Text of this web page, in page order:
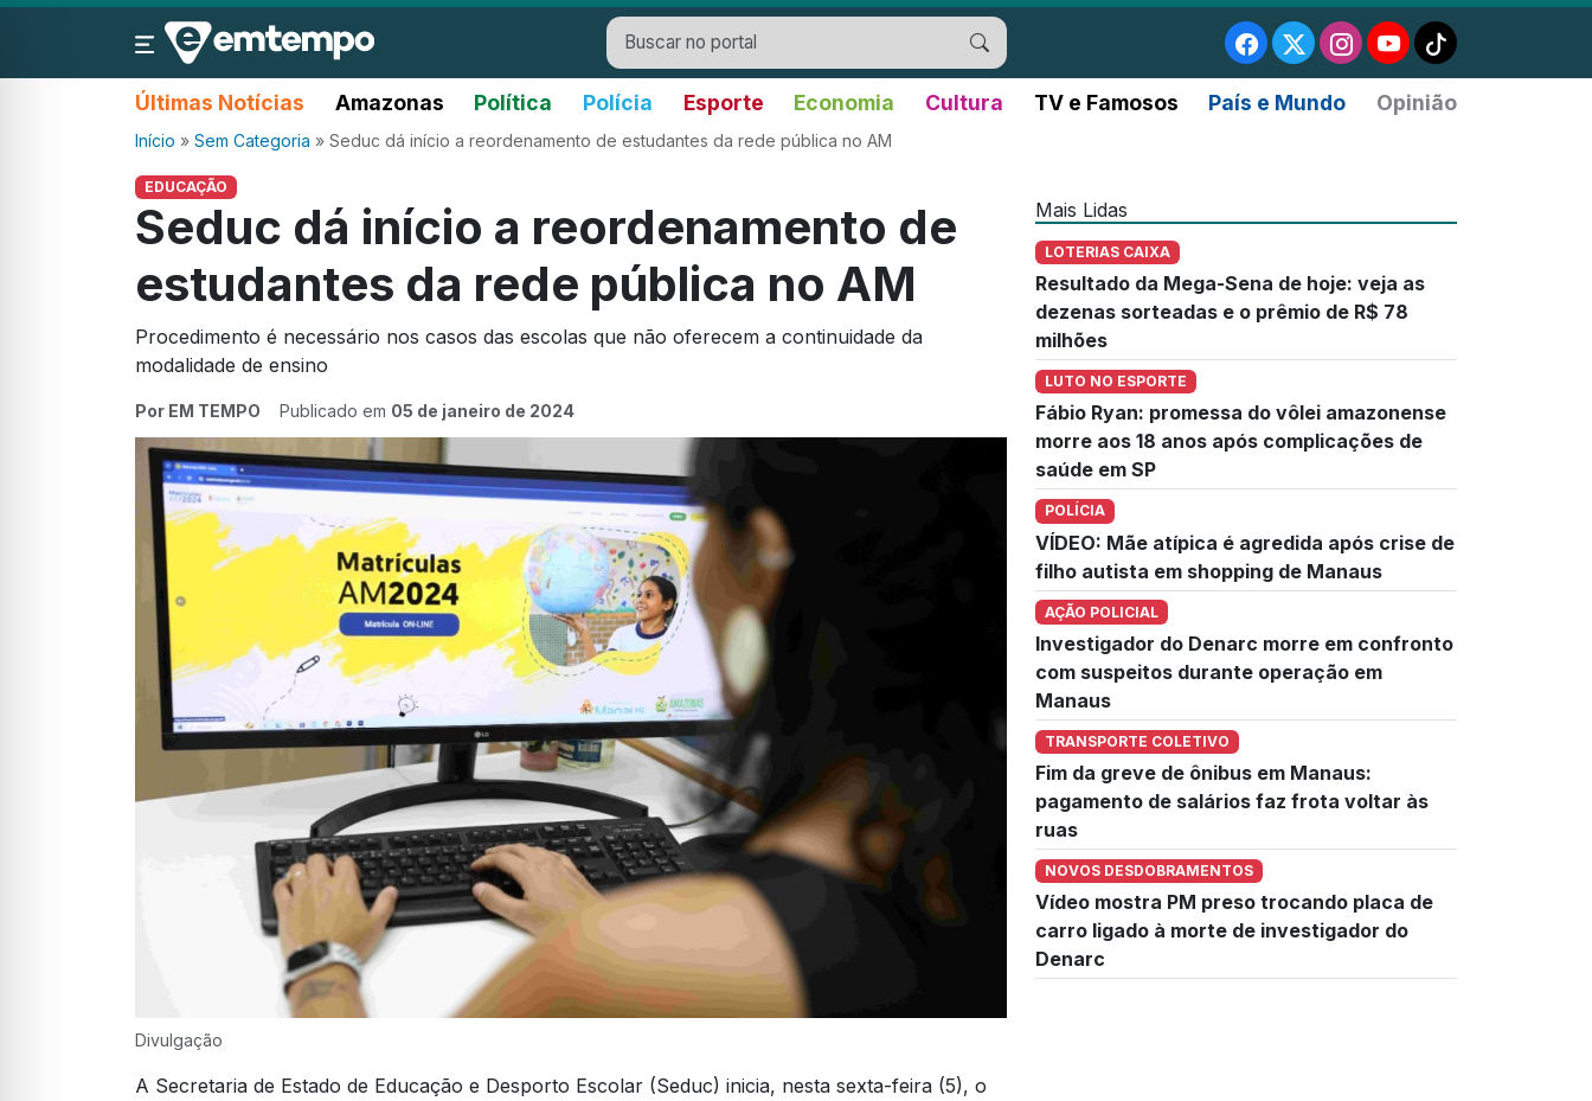
Últimas Notícias Amazonas Política Polícia Esporte Economia Cultura TV e Famosos País e Mundo Opinião
Início » Sem Categoria » Seduc dá início a reordenamento de estudantes da rede pública no AM
EDUCAÇÃO
Seduc dá início a reordenamento de
estudantes da rede pública no AM
Procedimento é necessário nos casos das escolas que não oferecem a continuidade da
modalidade de ensino
Por EM TEMPO Publicado em 05 de janeiro de 2024
Divulgação
A Secretaria de Estado de Educação e Desporto Escolar (Seduc) inicia, nesta sexta-feira (5), o
Mais Lidas
LOTERIAS CAIXA
Resultado da Mega-Sena de hoje: veja as
dezenas sorteadas e o prêmio de R$ 78
milhões
LUTO NO ESPORTE
Fábio Ryan: promessa do vôlei amazonense
morre aos 18 anos após complicações de
saúde em SP
POLÍCIA
VÍDEO: Mãe atípica é agredida após crise de
filho autista em shopping de Manaus
AÇÃO POLICIAL
Investigador do Denarc morre em confronto
com suspeitos durante operação em
Manaus
TRANSPORTE COLETIVO
Fim da greve de ônibus em Manaus:
pagamento de salários faz frota voltar às
ruas
NOVOS DESDOBRAMENTOS
Vídeo mostra PM preso trocando placa de
carro ligado à morte de investigador do
Denarc